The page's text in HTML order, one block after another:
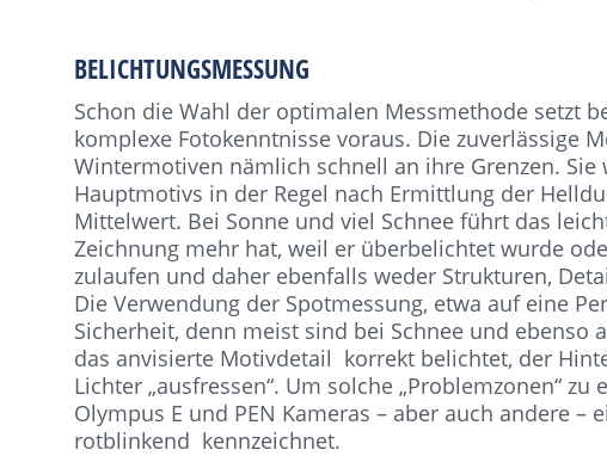
BELICHTUNGSMESSUNG
Schon die Wahl der optimalen Messmethode setzt
komplexe Fotokenntnisse voraus. Die zuverlässige
Wintermotiven nämlich schnell an ihre Grenzen.
Hauptmotivs in der Regel nach Ermittlung der
Mittelwert. Bei Sonne und viel Schnee führt das
Zeichnung mehr hat, weil er überbelichtet wurde
zulaufen und daher ebenfalls weder Strukturen,
Die Verwendung der Spotmessung, etwa auf eine
Sicherheit, denn meist sind bei Schnee und ebenso
das anvisierte Motivdetail korrekt belichtet, der
Lichter „ausfressen“. Um solche „Problemzonen“
Olympus E und PEN Kameras – aber auch andere –
rotblinkend kennzeichnet.